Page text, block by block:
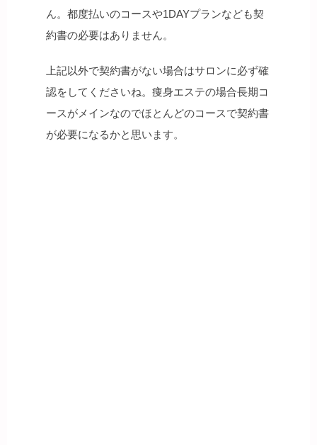
ん。都度払いのコースや1DAYプランなども契
約書の必要はありません。
上記以外で契約書がない場合はサロンに必ず確
認をしてくださいね。痩身エステの場合長期コ
ースがメインなのでほとんどのコースで契約書
が必要になるかと思います。